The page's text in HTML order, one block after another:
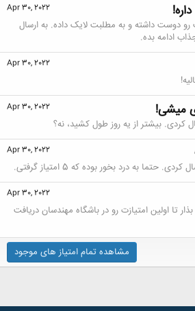
Apr 30, 2022
رو دوست داشته و به مطلبت لایک داده. به ارسال
ادامه بده.
Apr 30, 2022
Apr 30, 2022 میشی!
Apr 30, 2022
Apr 30, 2022
تا اولین امتیازت رو در باشگاه مهندسان دریافت
مشاهده تمام امتیاز های موجود